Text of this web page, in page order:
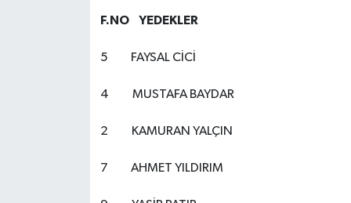
F.NO YEDEKLER
5 FAYSAL CİCİ
4 MUSTAFA
2 KAMURAN
7 AHMET YILDIRIM